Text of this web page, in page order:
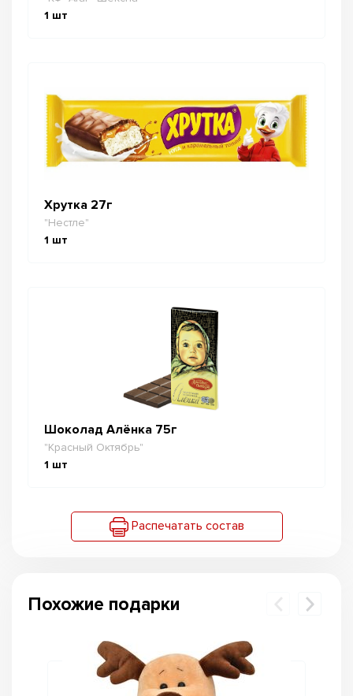
1 шт
Хрутка 27г
"Нестле"
1 шт
Шоколад Алёнка 75г
"Красный Октябрь"
1 шт
Распечатать состав
Похожие подарки